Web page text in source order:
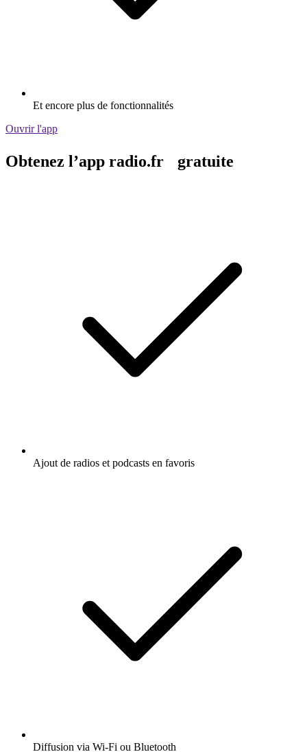
Et encore plus de fonctionnalités
Ouvrir l'app
Obtenez l’app radio.fr gratuite
Ajout de radios et podcasts en favoris
Diffusion via Wi-Fi ou Bluetooth